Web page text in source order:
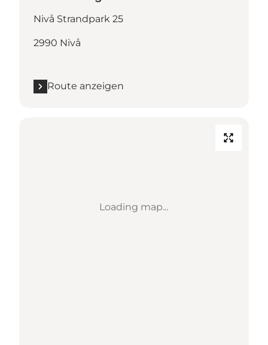
Nivå Strandpark 25
2990 Nivå
Route anzeigen
Loading map...